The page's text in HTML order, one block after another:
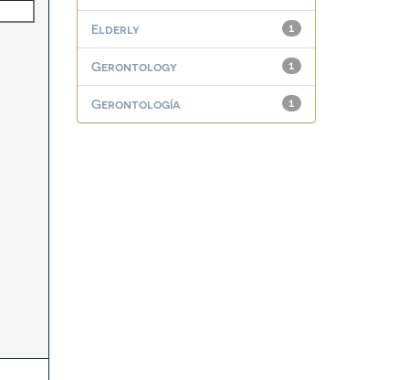
1
Elderly
1
Gerontology
1
Gerontología